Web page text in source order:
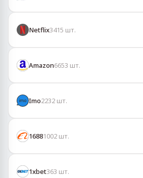
Netflix3415 шт.
Amazon6653 шт.
Imo2232 шт.
16881002 шт.
1хbet363 шт.